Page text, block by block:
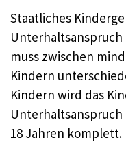
Staatliches
Unterhaltsanspruch
muss zwischen
Kindern
Kindern wird das
18 Jahren komplett.